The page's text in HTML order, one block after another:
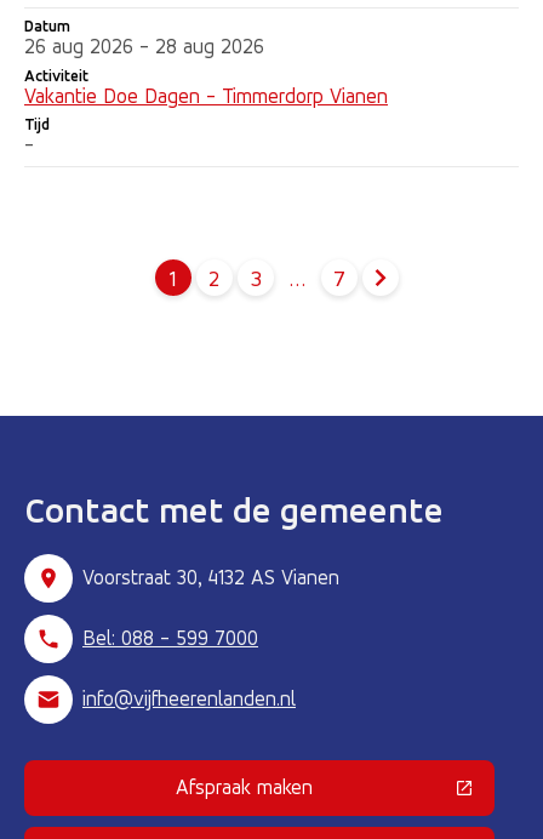
Datum
26 aug 2026 - 28 aug 2026
Activiteit
Vakantie Doe Dagen - Timmerdorp Vianen
Tijd
-
1 2 3 … 7
Contact met de gemeente
Voorstraat 30, 4132 AS Vianen
Bel: 088 - 599 7000
info@vijfheerenlanden.nl
Afspraak maken(Deze link gaat naar een externe